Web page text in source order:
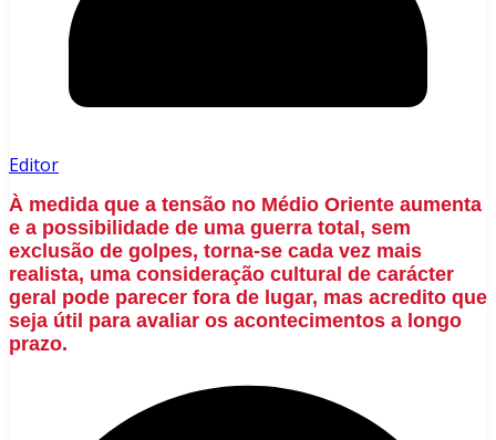
Editor
À medida que a tensão no Médio Oriente aumenta
e a possibilidade de uma guerra total, sem
exclusão de golpes, torna-se cada vez mais
realista, uma consideração cultural de carácter
geral pode parecer fora de lugar, mas acredito que
seja útil para avaliar os acontecimentos a longo
prazo.